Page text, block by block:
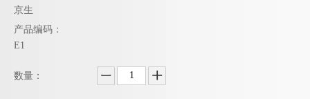
京生
产品编码：
E1
数量：